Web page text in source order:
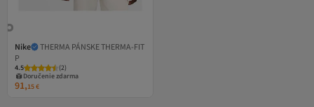
Nike
THERMA PÁNSKE THERMA-FIT
P
4.5 (2)
Doručenie zdarma
91,15€